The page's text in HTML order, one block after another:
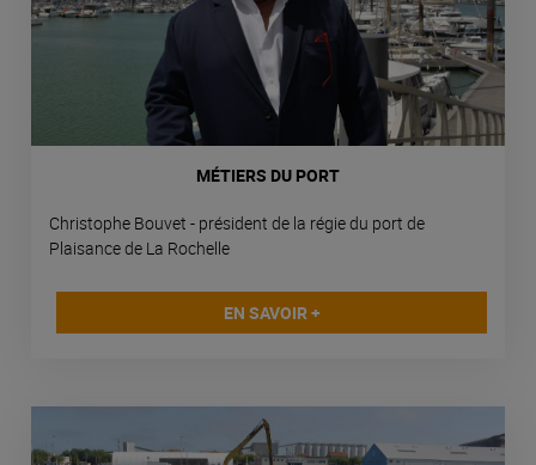
MÉTIERS DU PORT
Christophe Bouvet - président de la régie du port de
Plaisance de La Rochelle
EN SAVOIR +